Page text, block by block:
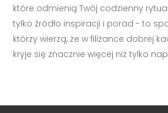
które odmienią Twój codzienny
tylko źródło inspiracji i porad - to
którzy wierzą, że w filiżance dobrej
kryje się znacznie więcej niż tylko